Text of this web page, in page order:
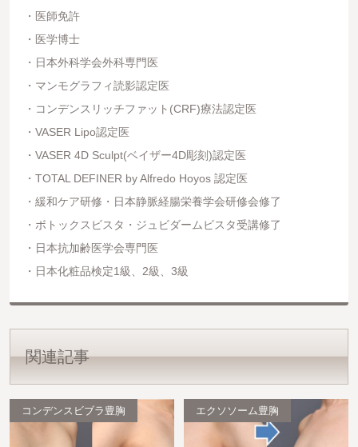
医師免許
医学博士
日本外科学会外科専門医
マンモグラフィ読影認定医
コンデンスリッチファット(CRF)療法認定医
VASER Lipo認定医
VASER 4D Sculpt(ベイザー4D彫刻)認定医
TOTAL DEFINER by Alfredo Hoyos 認定医
緩和ケア研修・日本静脈経腸栄養学会研修会修了
ボトックスビスタ・ジュビダームビスタ受講修了
日本抗加齢医学会専門医
日本化粧品検定1級、2級、3級
関連記事
コンデンスビブラ豊胸 エクソソーム豊胸